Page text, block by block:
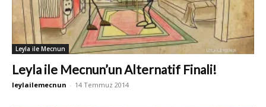
Leyla ile Mecnun
Leyla ile Mecnun’un Alternatif Finali!
leylailemecnun - 14 Temmuz 2014